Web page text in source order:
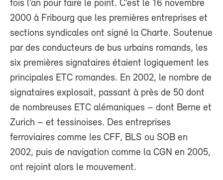
fois l’an pour faire le point. C’est le 16 novembre
2000 à Fribourg que les premières entreprises et
sections syndicales ont signé la Charte. Soutenue
par des conducteurs de bus urbains romands, les
six premières signataires étaient logiquement les
principales ETC romandes. En 2002, le nombre de
signataires explosait, passant à près de 50 dont
de nombreuses ETC alémaniques – dont Berne et
Zurich – et tessinoises. Des entreprises
ferroviaires comme les CFF, BLS ou SOB en
2002, puis de navigation comme la CGN en 2005,
ont rejoint alors le mouvement.